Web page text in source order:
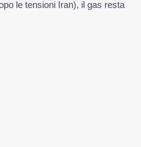
le tensioni Iran), il gas resta